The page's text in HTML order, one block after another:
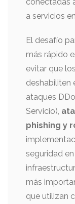
a servicios
El desafío
más rápido
evitar que
deshabiliten
ataques
Servicio),
phishing y
seguridad
más
que utilizan